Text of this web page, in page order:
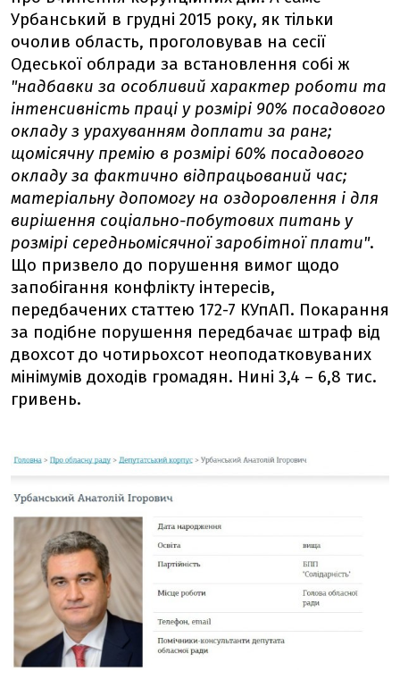
Урбанський в грудні 2015 року, як тільки
очолив область, проголовував на сесії
Одеської облради за встановлення собі ж
"надбавки за особливий характер роботи та
інтенсивність праці у розмірі 90% посадового
окладу з урахуванням доплати за ранг;
щомісячну премію в розмірі 60% посадового
окладу за фактично відпрацьований час;
матеріальну допомогу на оздоровлення і для
вирішення соціально-побутових питань у
розмірі середньомісячної заробітної плати".
Що призвело до порушення вимог щодо
запобігання конфлікту інтересів,
передбачених статтею 172-7 КУпАП. Покарання
за подібне порушення передбачає штраф від
двохсот до чотирьохсот неоподатковуваних
мінімумів доходів громадян. Нині 3,4 – 6,8 тис.
гривень.